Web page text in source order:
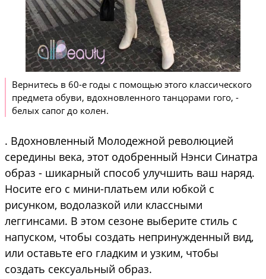
Вернитесь в 60-е годы с помощью этого классического
предмета обуви, вдохновленного танцорами гого, -
белых сапог до колен.
. Вдохновленный Молодежной революцией
середины века, этот одобренный Нэнси Синатра
образ - шикарный способ улучшить ваш наряд.
Носите его с мини-платьем или юбкой с
рисунком, водолазкой или классными
леггинсами. В этом сезоне выберите стиль с
напуском, чтобы создать непринужденный вид,
или оставьте его гладким и узким, чтобы
создать сексуальный образ.